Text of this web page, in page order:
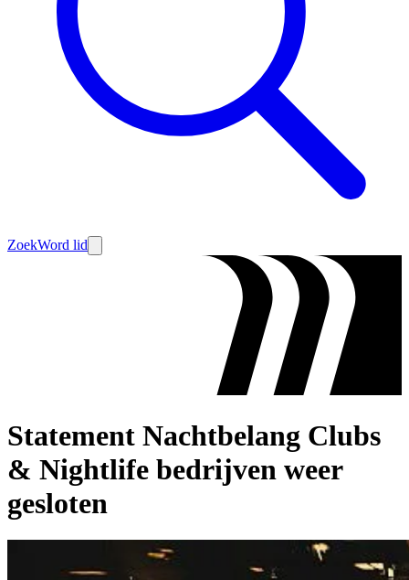
ZoekWord lid
Statement Nachtbelang Clubs
& Nightlife bedrijven weer
gesloten